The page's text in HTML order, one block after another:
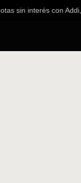
sin interés con